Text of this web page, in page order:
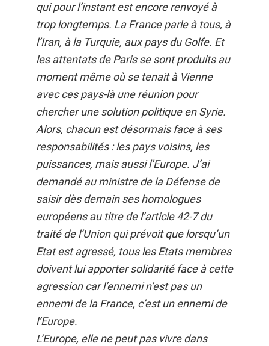
qui pour l’instant est encore renvoyé à
trop longtemps. La France parle à tous, à
l’Iran, à la Turquie, aux pays du Golfe. Et
les attentats de Paris se sont produits au
moment même où se tenait à Vienne
avec ces pays-là une réunion pour
chercher une solution politique en Syrie.
Alors, chacun est désormais face à ses
responsabilités : les pays voisins, les
puissances, mais aussi l’Europe. J’ai
demandé au ministre de la Défense de
saisir dès demain ses homologues
européens au titre de l’article 42-7 du
traité de l’Union qui prévoit que lorsqu’un
Etat est agressé, tous les Etats membres
doivent lui apporter solidarité face à cette
agression car l’ennemi n’est pas un
ennemi de la France, c’est un ennemi de
l’Europe.
L’Europe, elle ne peut pas vivre dans